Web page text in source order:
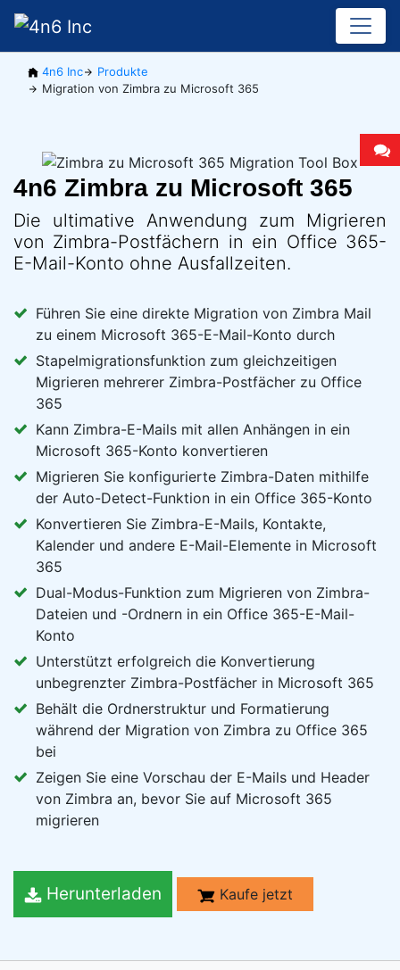
4n6 Inc
Produkte
Migration von Zimbra zu Microsoft 365
4n6 Zimbra zu Microsoft 365
Die ultimative Anwendung zum Migrieren
von Zimbra-Postfächern in ein Office 365-
E-Mail-Konto ohne Ausfallzeiten.
Führen Sie eine direkte Migration von Zimbra Mail
zu einem Microsoft 365-E-Mail-Konto durch
Stapelmigrationsfunktion zum gleichzeitigen
Migrieren mehrerer Zimbra-Postfächer zu Office
365
Kann Zimbra-E-Mails mit allen Anhängen in ein
Microsoft 365-Konto konvertieren
Migrieren Sie konfigurierte Zimbra-Daten mithilfe
der Auto-Detect-Funktion in ein Office 365-Konto
Konvertieren Sie Zimbra-E-Mails, Kontakte,
Kalender und andere E-Mail-Elemente in Microsoft
365
Dual-Modus-Funktion zum Migrieren von Zimbra-
Dateien und -Ordnern in ein Office 365-E-Mail-
Konto
Unterstützt erfolgreich die Konvertierung
unbegrenzter Zimbra-Postfächer in Microsoft 365
Behält die Ordnerstruktur und Formatierung
während der Migration von Zimbra zu Office 365
bei
Zeigen Sie eine Vorschau der E-Mails und Header
von Zimbra an, bevor Sie auf Microsoft 365
migrieren
Herunterladen Kaufe jetzt